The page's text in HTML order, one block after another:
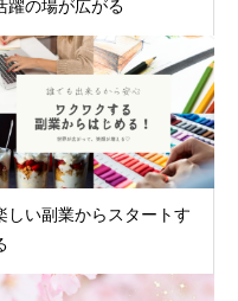
躍の場が広がる
しい副業からスタートす